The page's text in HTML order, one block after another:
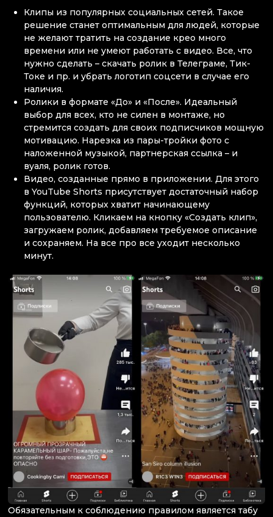
Клипы из популярных социальных сетей. Такое
решение станет оптимальным для людей, которые
не желают тратить на создание крео много
времени или не умеют работать с видео. Все, что
нужно сделать – скачать ролик в Телеграме, Тик-
Токе и пр. и убрать логотип соцсети в случае его
наличия.
Ролики в формате «До» и «После». Идеальный
выбор для всех, кто не силен в монтаже, но
стремится создать для своих подписчиков мощную
мотивацию. Нарезка из пары-тройки фото с
наложенной музыкой, партнерская ссылка – и
вуаля, ролик готов.
Видео, созданные прямо в приложении. Для этого
в YouTube Shorts присутствует достаточный набор
функций, которых хватит начинающему
пользователю. Кликаем на кнопку «Создать клип»,
загружаем ролик, добавляем требуемое описание
и сохраняем. На все про все уходит несколько
минут.
Обязательным к соблюдению правилом является табу